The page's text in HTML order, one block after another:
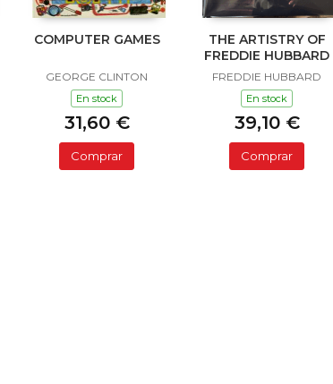
COMPUTER GAMES
GEORGE CLINTON
En stock
31,60 €
Comprar
THE ARTISTRY OF
FREDDIE HUBBARD
FREDDIE HUBBARD
En stock
39,10 €
Comprar